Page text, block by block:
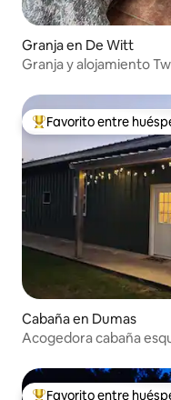
Granja en De Witt
Granja y alojamiento
Favorito entre los
Favorito entre
Cabaña en Dumas
Acogedora cabaña
Favorito entre